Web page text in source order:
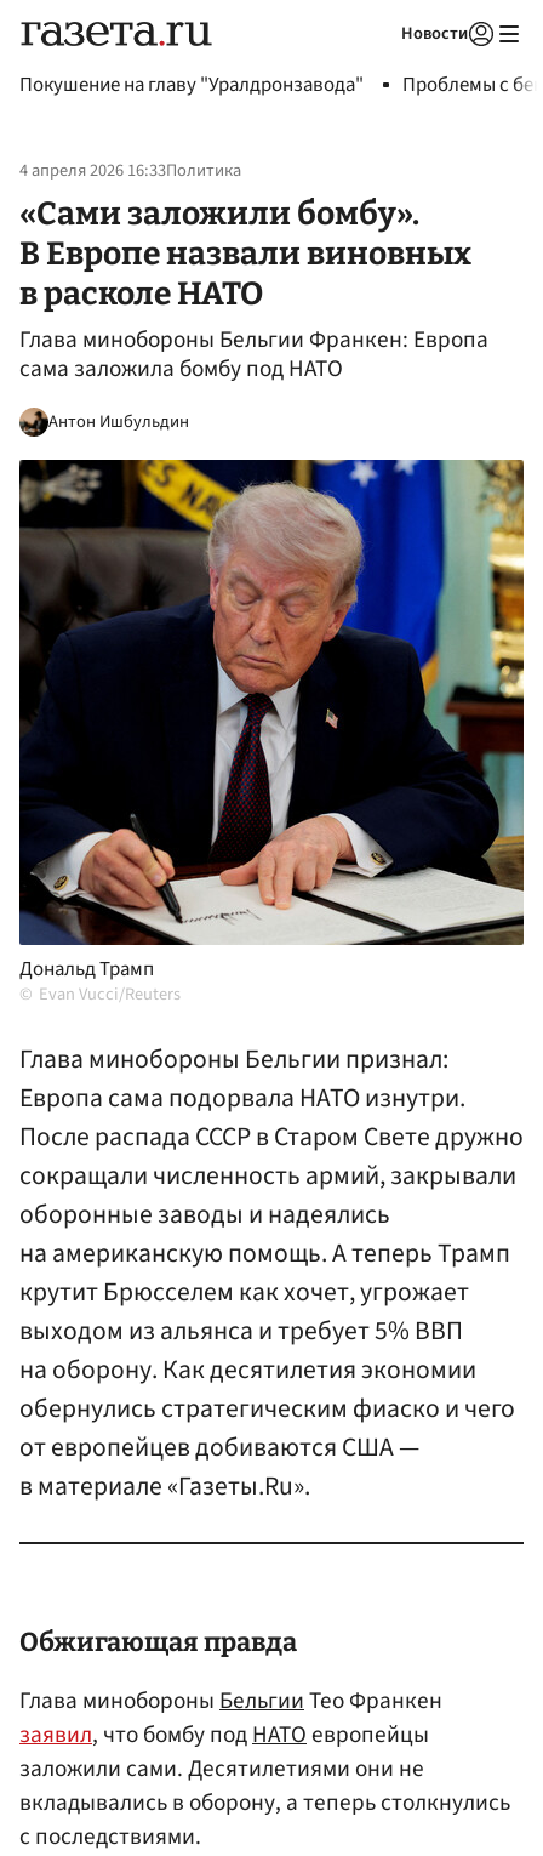
Новости
Покушение на главу "Уралдронзавода" Проблемы с
4 апреля 2026 16:33Политика
«Сами заложили бомбу».
В Европе назвали виновных
в расколе НАТО
Глава минобороны Бельгии Франкен: Европа
сама заложила бомбу под НАТО
Антон Ишбульдин
Дональд Трамп
Evan Vucci/Reuters
Глава минобороны Бельгии признал:
Европа сама подорвала НАТО изнутри.
После распада СССР в Старом Свете дружно
сокращали численность армий, закрывали
оборонные заводы и надеялись
на американскую помощь. А теперь Трамп
крутит Брюсселем как хочет, угрожает
выходом из альянса и требует 5% ВВП
на оборону. Как десятилетия экономии
обернулись стратегическим фиаско и чего
от европейцев добиваются США —
в материале «Газеты.Ru».
Обжигающая правда
Глава минобороныБельгииТео Франкен
заявил, что бомбу подНАТОевропейцы
заложили сами. Десятилетиями они не
вкладывались в оборону, а теперь столкнулись
с последствиями.